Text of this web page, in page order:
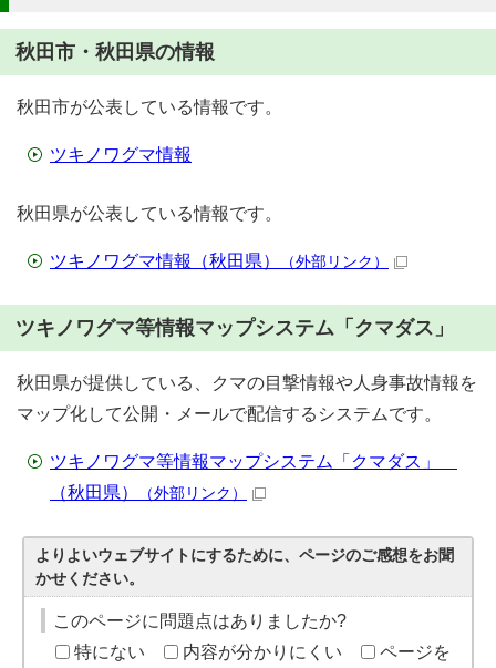
秋田市・秋田県の情報
秋田市が公表している情報です。
ツキノワグマ情報
秋田県が公表している情報です。
ツキノワグマ情報（秋田県） （外部リンク）
ツキノワグマ等情報マップシステム「クマダス」
秋田県が提供している、クマの目撃情報や人身事故情報を
マップ化して公開・メールで配信するシステムです。
ツキノワグマ等情報マップシステム「クマダス」
（秋田県）
（外部リンク）
よりよいウェブサイトにするために、ページのご感想をお聞
かせください。
このページに問題点はありましたか?
特にない
内容が分かりにくい
ページを